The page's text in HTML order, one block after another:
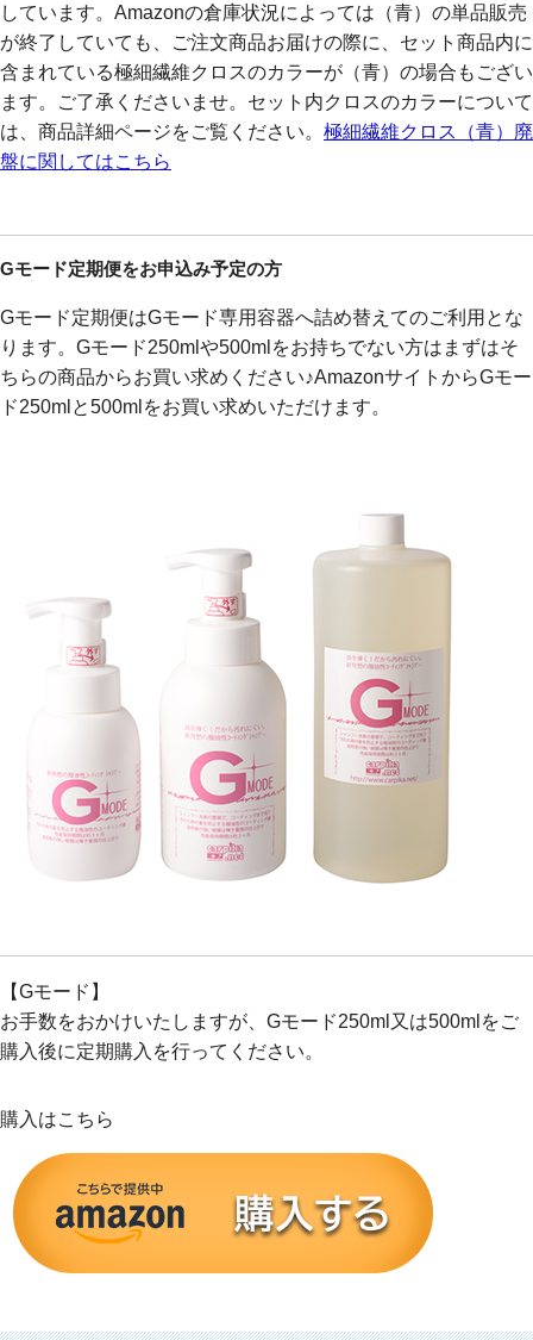
しています。Amazonの倉庫状況によっては（青）の単品販売
が終了していても、ご注文商品お届けの際に、セット商品内に
含まれている極細繊維クロスのカラーが（青）の場合もござい
ます。ご了承くださいませ。セット内クロスのカラーについて
は、商品詳細ページをご覧ください。 極細繊維クロス（青）廃
盤に関してはこちら
Gモード定期便をお申込み予定の方
Gモード定期便はGモード専用容器へ詰め替えてのご利用とな
ります。Gモード250mlや500mlをお持ちでない方はまずはそ
ちらの商品からお買い求めください♪AmazonサイトからGモー
ド250mlと500mlをお買い求めいただけます。
【Gモード】
お手数をおかけいたしますが、Gモード250ml又は500mlをご
購入後に定期購入を行ってください。
購入はこちら